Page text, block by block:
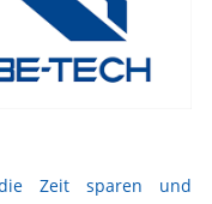
die Zeit sparen und